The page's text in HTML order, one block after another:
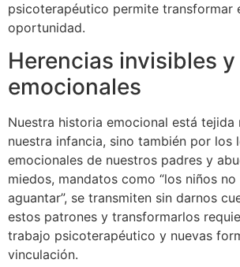
psicoterapéutico permite transformar
oportunidad.
Herencias invisibles
emocionales
Nuestra historia emocional está
nuestra infancia, sino también por los
emocionales de nuestros padres y
miedos, mandatos como “los niños no
aguantar”, se transmiten sin darnos
estos patrones y transformarlos
trabajo psicoterapéutico y nuevas
vinculación.